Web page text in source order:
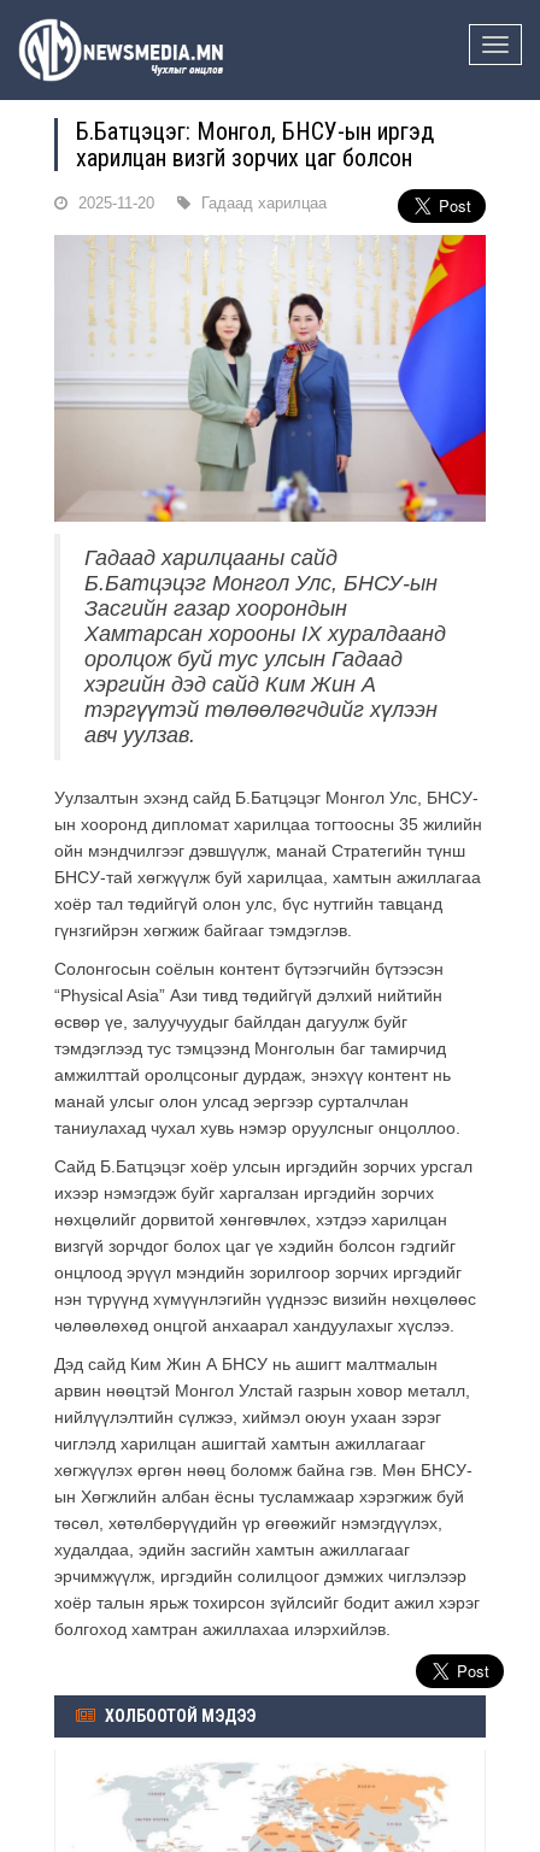
Toggle
Б.Батцэцэг: Монгол, БНСУ-ын иргэд
харилцан визгүй зорчих цаг болсон
2025-11-20 Гадаад харилцаа
Гадаад харилцааны сайд
Б.Батцэцэг Монгол Улс, БНСУ-ын
Засгийн газар хоорондын
Хамтарсан хорооны IX хуралдаанд
оролцож буй тус улсын Гадаад
хэргийн дэд сайд Ким Жин А
тэргүүтэй төлөөлөгчдийг хүлээн
авч уулзав.
Уулзалтын эхэнд сайд Б.Батцэцэг Монгол Улс, БНСУ-
ын хооронд дипломат харилцаа тогтоосны 35 жилийн
ойн мэндчилгээг дэвшүүлж, манай Стратегийн түнш
БНСУ-тай хөгжүүлж буй харилцаа, хамтын ажиллагаа
хоёр тал төдийгүй олон улс, бүс нутгийн тавцанд
гүнзгийрэн хөгжиж байгааг тэмдэглэв.
Солонгосын соёлын контент бүтээгчийн бүтээсэн
“Physical Asia” Ази тивд төдийгүй дэлхий нийтийн
өсвөр үе, залуучуудыг байлдан дагуулж буйг
тэмдэглээд тус тэмцээнд Монголын баг тамирчид
амжилттай оролцсоныг дурдаж, энэхүү контент нь
манай улсыг олон улсад эергээр сурталчлан
таниулахад чухал хувь нэмэр оруулсныг онцоллоо.
Сайд Б.Батцэцэг хоёр улсын иргэдийн зорчих урсгал
ихээр нэмэгдэж буйг харгалзан иргэдийн зорчих
нөхцөлийг дорвитой хөнгөвчлөх, хэтдээ харилцан
визгүй зорчдог болох цаг үе хэдийн болсон гэдгийг
онцлоод эрүүл мэндийн зорилгоор зорчих иргэдийг
нэн түрүүнд хүмүүнлэгийн үүднээс визийн нөхцөлөөс
чөлөөлөхөд онцгой анхаарал хандуулахыг хүслээ.
Дэд сайд Ким Жин А БНСУ нь ашигт малтмалын
арвин нөөцтэй Монгол Улстай газрын ховор металл,
нийлүүлэлтийн сүлжээ, хиймэл оюун ухаан зэрэг
чиглэлд харилцан ашигтай хамтын ажиллагааг
хөгжүүлэх өргөн нөөц боломж байна гэв. Мөн БНСУ-
ын Хөгжлийн албан ёсны тусламжаар хэрэгжиж буй
төсөл, хөтөлбөрүүдийн үр өгөөжийг нэмэгдүүлэх,
худалдаа, эдийн засгийн хамтын ажиллагааг
эрчимжүүлж, иргэдийн солилцоог дэмжих чиглэлээр
хоёр талын ярьж тохирсон зүйлсийг бодит ажил хэрэг
болгоход хамтран ажиллахаа илэрхийлэв.
ХОЛБООТОЙ МЭДЭЭ